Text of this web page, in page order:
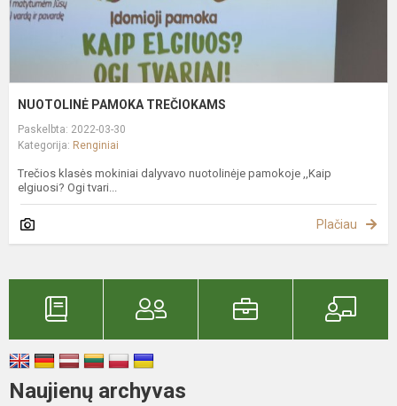
NUOTOLINĖ PAMOKA TREČIOKAMS
Paskelbta: 2022-03-30
Kategorija: Renginiai
Trečios klasės mokiniai dalyvavo nuotolinėje pamokoje ,,Kaip
elgiuosi? Ogi tvari...
Plačiau
Naujienų archyvas